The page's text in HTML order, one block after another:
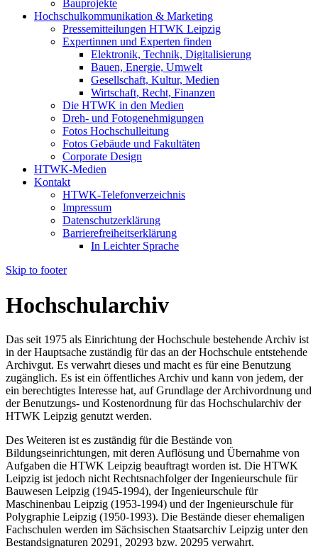
Bauprojekte
Hochschulkommunikation & Marketing
Pressemitteilungen HTWK Leipzig
Expertinnen und Experten finden
Elektronik, Technik, Digitalisierung
Bauen, Energie, Umwelt
Gesellschaft, Kultur, Medien
Wirtschaft, Recht, Finanzen
Die HTWK in den Medien
Dreh- und Fotogenehmigungen
Fotos Hochschulleitung
Fotos Gebäude und Fakultäten
Corporate Design
HTWK-Medien
Kontakt
HTWK-Telefonverzeichnis
Impressum
Datenschutzerklärung
Barrierefreiheitserklärung
In Leichter Sprache
Skip to footer
Hochschularchiv
Das seit 1975 als Einrichtung der Hochschule bestehende Archiv ist
in der Hauptsache zuständig für das an der Hochschule entstehende
Archivgut. Es verwahrt dieses und macht es für eine Benutzung
zugänglich. Es ist ein öffentliches Archiv und kann von jedem, der
ein berechtigtes Interesse hat, auf Grundlage der Archivordnung und
der Benutzungs- und Kostenordnung für das Hochschularchiv der
HTWK Leipzig genutzt werden.
Des Weiteren ist es zuständig für die Bestände von
Bildungseinrichtungen, mit deren Auflösung und Übernahme von
Aufgaben die HTWK Leipzig beauftragt worden ist. Die HTWK
Leipzig ist jedoch nicht Rechtsnachfolger der Ingenieurschule für
Bauwesen Leipzig (1945-1994), der Ingenieurschule für
Maschinenbau Leipzig (1953-1994) und der Ingenieurschule für
Polygraphie Leipzig (1950-1993). Die Bestände dieser ehemaligen
Fachschulen werden im Sächsischen Staatsarchiv Leipzig unter den
Bestandsignaturen 20291, 20293 bzw. 20295 verwahrt.